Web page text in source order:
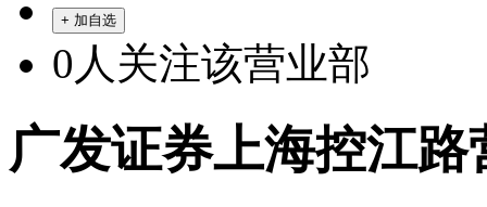
+ 加自选
0 人关注该营业部
广发证券上海控江路